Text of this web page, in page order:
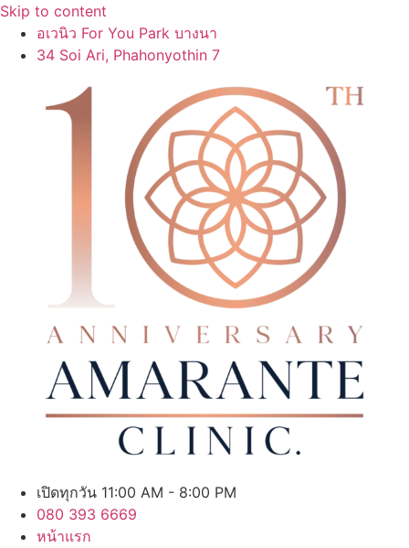
Skip to content
อเวนิว For You Park บางนา
34 Soi Ari, Phahonyothin 7
เปิดทุกวัน 11:00 AM - 8:00 PM
080 393 6669
หน้าแรก